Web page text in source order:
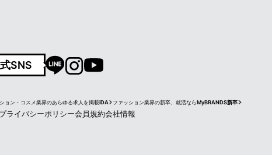
SNS
ョン・コスメ業界のあらゆる求人を掲載iDA ファッション業界の新卒、就活ならMyBRANDS新卒
プライバシーポリシー会員規約会社情報